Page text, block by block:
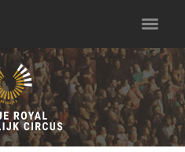
Toggle
navigation